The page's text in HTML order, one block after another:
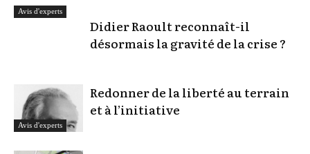
Avis d'experts
Didier Raoult reconnaît-il
désormais la gravité de la crise ?
Avis d'experts
Redonner de la liberté au terrain
et à l’initiative